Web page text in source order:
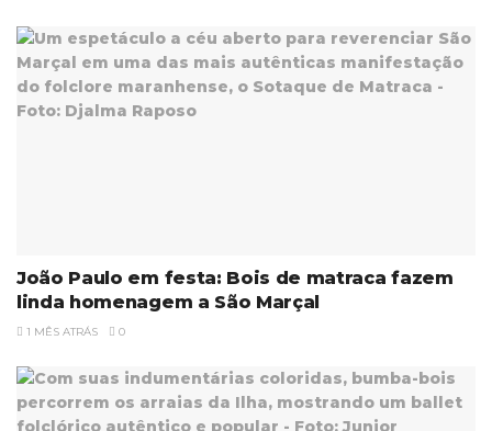
João Paulo em festa: Bois de matraca fazem
linda homenagem a São Marçal
1 MÊS ATRÁS 0